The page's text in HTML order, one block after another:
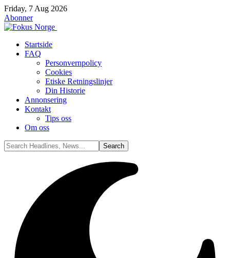
Friday, 7 Aug 2026
Abonner
Startside
FAQ
Personvernpolicy
Cookies
Etiske Retningslinjer
Din Historie
Annonsering
Kontakt
Tips oss
Om oss